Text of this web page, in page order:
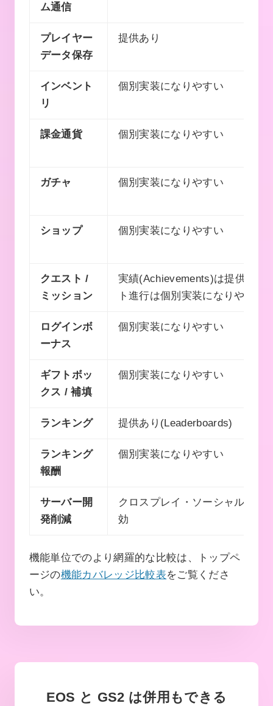
ム通信
プレイヤー
データ保存
提供あり
インベント
リ
個別実装になりやすい
課金通貨 個別実装になりやすい
ガチャ 個別実装になりやすい
ショップ 個別実装になりやすい
クエスト /
ミッション
実績(Achievements)は提供。ク
ト進行は個別実装になりやすい
ログインボ
ーナス
個別実装になりやすい
ギフトボッ
クス / 補填
個別実装になりやすい
ランキング 提供あり(Leaderboards)
ランキング
報酬
個別実装になりやすい
サーバー開
発削減
クロスプレイ・ソーシャル基盤
効
機能単位でのより網羅的な比較は、トップペ
ージの機能カバレッジ比較表をご覧くださ
い。
EOS と GS2 は併用もできる